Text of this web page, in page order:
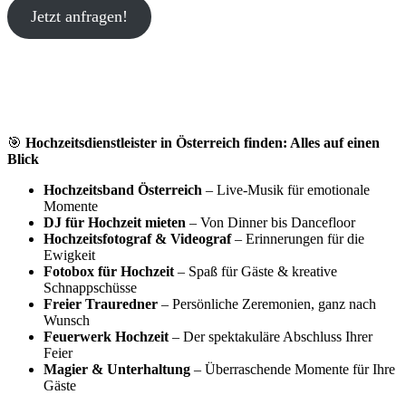
Jetzt anfragen!
🎯 Hochzeitsdienstleister in Österreich finden: Alles auf einen
Blick
Hochzeitsband Österreich – Live-Musik für emotionale
Momente
DJ für Hochzeit mieten – Von Dinner bis Dancefloor
Hochzeitsfotograf & Videograf– Erinnerungen für die
Ewigkeit
Fotobox für Hochzeit – Spaß für Gäste & kreative
Schnappschüsse
Freier Trauredner – Persönliche Zeremonien, ganz nach
Wunsch
Feuerwerk Hochzeit – Der spektakuläre Abschluss Ihrer
Feier
Magier & Unterhaltung – Überraschende Momente für Ihre
Gäste